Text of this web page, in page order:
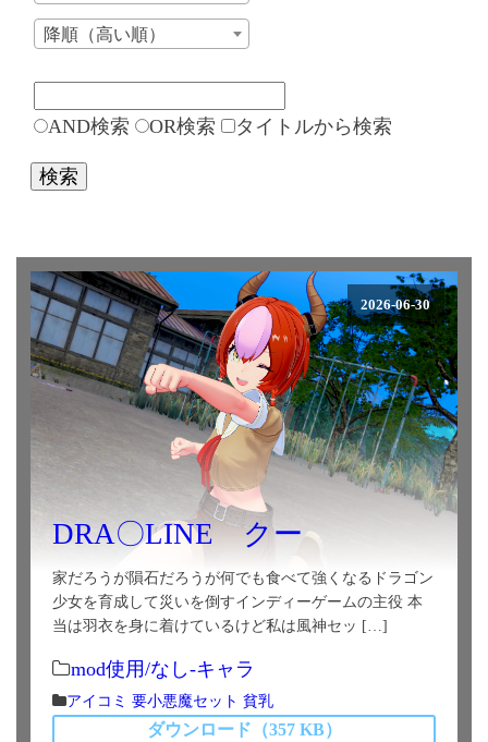
降順（高い順）
AND検索 OR検索 タイトルから検索
検索
2026-06-30
DRA〇LINE クー
家だろうが隕石だろうが何でも食べて強くなるドラゴン
少女を育成して災いを倒すインディーゲームの主役 本
当は羽衣を身に着けているけど私は風神セッ […]
mod使用/なし-キャラ
アイコミ 要小悪魔セット 貧乳
ダウンロード（357 KB）